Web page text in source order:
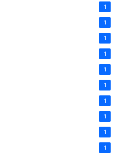
1
1
1
1
1
1
1
1
1
1